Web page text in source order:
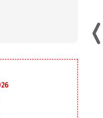
martes 28 de